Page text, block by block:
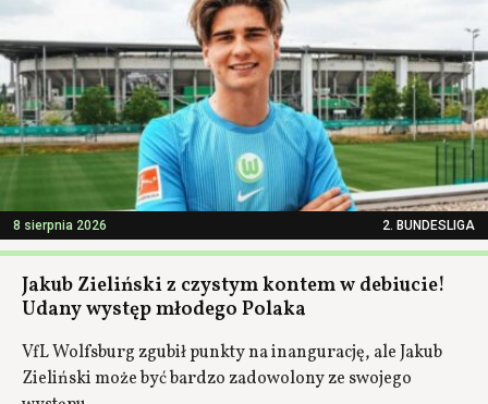
8 sierpnia 2026 2. BUNDESLIGA
Jakub Zieliński z czystym kontem w debiucie!
Udany występ młodego Polaka
VfL Wolfsburg zgubił punkty na inangurację, ale Jakub
Zieliński może być bardzo zadowolony ze swojego